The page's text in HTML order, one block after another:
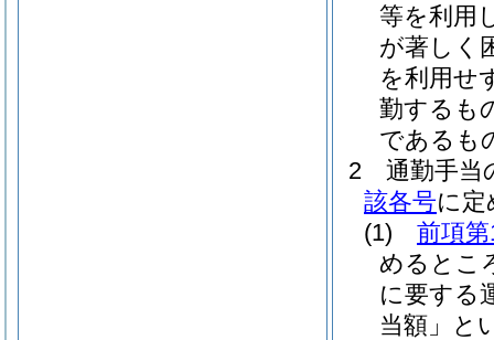
等を利用
が著しく
を利用せ
勤するも
であるも
2
通勤手当
該各号に
(1)
前項
めるとこ
に要する
当額」と